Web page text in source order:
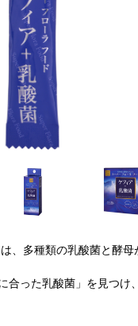
、多種類の乳酸菌と酵
合った乳酸菌」を見つけ
で誕生し、その歴史は古